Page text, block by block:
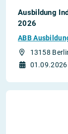
Ausbildung
2026
ABB
13158
01.09.2026